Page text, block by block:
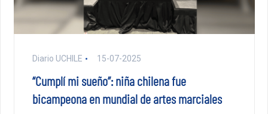
Diario UCHILE 15-07-2025
“Cumplí mi sueño”: niña chilena fue
bicampeona en mundial de artes marciales